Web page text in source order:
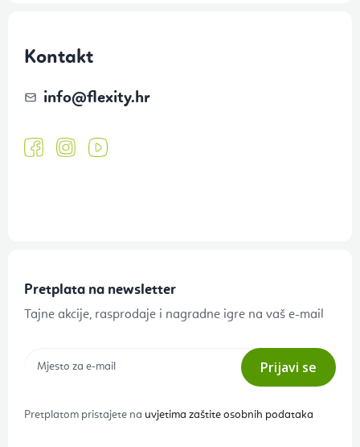
Kontakt
info@flexity.hr
Pretplata na newsletter
Tajne akcije, rasprodaje i nagradne igre na vaš e-mail
Prijavi se
Pretplatom pristajete na uvjetima zaštite osobnih podataka